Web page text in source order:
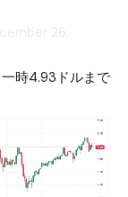
時4.93ドルまで